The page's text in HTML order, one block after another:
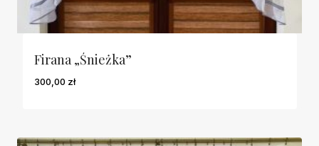
Firana „Śnieżka”
300,00 zł